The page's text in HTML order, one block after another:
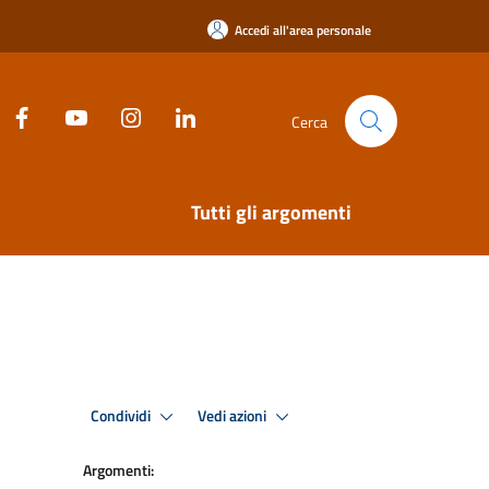
Accedi all'area personale
Cerca
Tutti gli argomenti
Condividi Vedi azioni
Argomenti: